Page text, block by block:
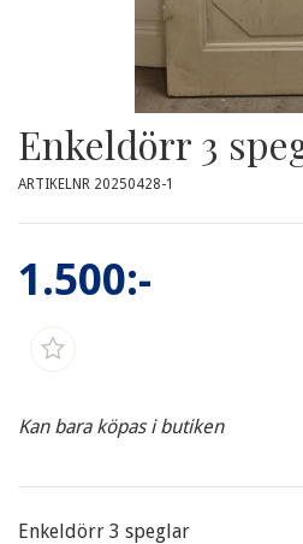
Enkeldörr 3
ARTIKELNR 20250428-1
1.500:-
Kan bara köpas i butiken
Enkeldörr 3 speglar